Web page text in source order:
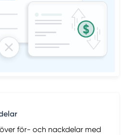
för- och nackdelar med